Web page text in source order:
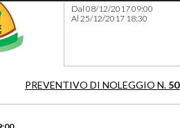
Dal 08/12/2017 09:00
Al 25/12/2017 18:30
PREVENTIVO DI NOLEGGIO N.